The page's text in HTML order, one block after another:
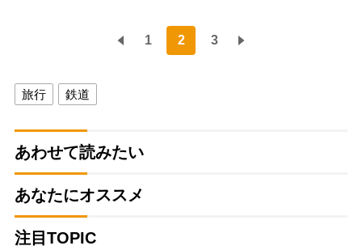
1 2 3
旅行 鉄道
あわせて読みたい
あなたにオススメ
注目TOPIC